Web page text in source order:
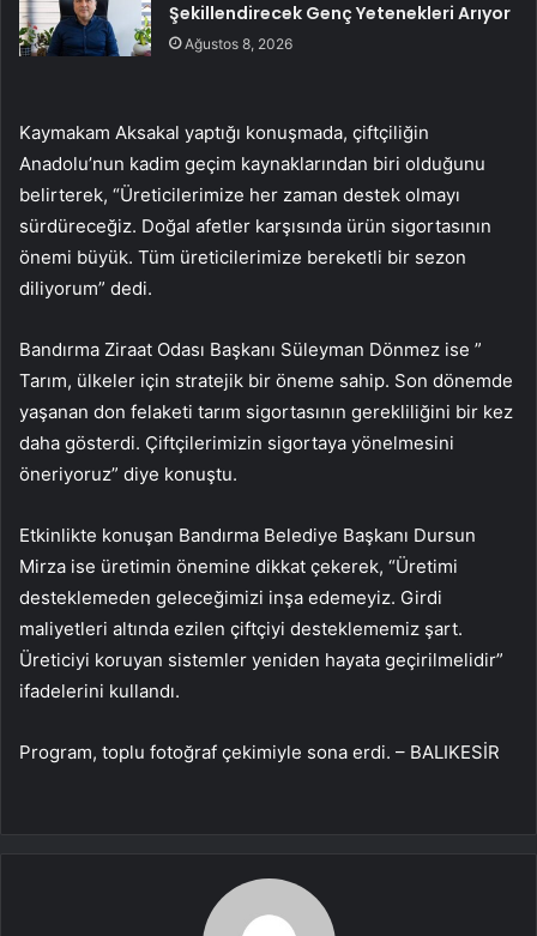
Şekillendirecek Genç Yetenekleri Arıyor
Ağustos 8, 2026
Kaymakam Aksakal yaptığı konuşmada, çiftçiliğin
Anadolu’nun kadim geçim kaynaklarından biri olduğunu
belirterek, “Üreticilerimize her zaman destek olmayı
sürdüreceğiz. Doğal afetler karşısında ürün sigortasının
önemi büyük. Tüm üreticilerimize bereketli bir sezon
diliyorum” dedi.
Bandırma Ziraat Odası Başkanı Süleyman Dönmez ise ”
Tarım, ülkeler için stratejik bir öneme sahip. Son dönemde
yaşanan don felaketi tarım sigortasının gerekliliğini bir kez
daha gösterdi. Çiftçilerimizin sigortaya yönelmesini
öneriyoruz” diye konuştu.
Etkinlikte konuşan Bandırma Belediye Başkanı Dursun
Mirza ise üretimin önemine dikkat çekerek, “Üretimi
desteklemeden geleceğimizi inşa edemeyiz. Girdi
maliyetleri altında ezilen çiftçiyi desteklememiz şart.
Üreticiyi koruyan sistemler yeniden hayata geçirilmelidir”
ifadelerini kullandı.
Program, toplu fotoğraf çekimiyle sona erdi. – BALIKESİR